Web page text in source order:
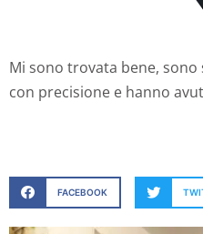
Mi sono trovata bene,
con precisione e hanno
FACEBOOK